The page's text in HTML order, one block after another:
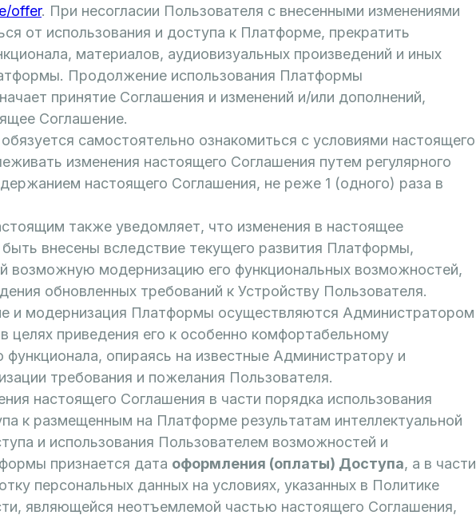
offer. При несогласии Пользователя с внесенными изменениями
от использования и доступа к Платформе, прекратить
материалов, аудиовизуальных произведений и иных
Продолжение использования Платформы
принятие Соглашения и изменений и/или дополнений,
Соглашение.
самостоятельно ознакомиться с условиями настоящего
изменения настоящего Соглашения путем регулярного
настоящего Соглашения, не реже 1 (одного) раза в
также уведомляет, что изменения в настоящее
внесены вследствие текущего развития Платформы,
возможную модернизацию его функциональных возможностей,
обновленных требований к Устройству Пользователя.
и модернизация Платформы осуществляются Администратором
целях приведения его к особенно комфортабельному
функционала, опираясь на известные Администратору и
требования и пожелания Пользователя.
настоящего Соглашения в части порядка использования
к размещенным на Платформе результатам интеллектуальной
и использования Пользователем возможностей и
признается дата оформления (оплаты) Доступа, а в части
персональных данных на условиях, указанных в Политике
являющейся неотъемлемой частью настоящего Соглашения,